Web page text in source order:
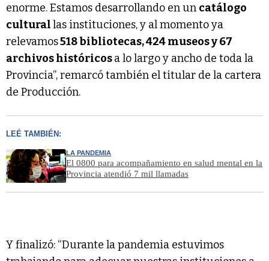
enorme. Estamos desarrollando en un catálogo
culturallas instituciones, y al momento ya
relevamos518 bibliotecas, 424 museos y 67
archivos históricosa lo largo y ancho de toda la
Provincia”, remarcó también el titular de la cartera
de Producción.
LEÉ TAMBIÉN:
LA PANDEMIA
El 0800 para acompañamiento en salud mental en la
Provincia atendió 7 mil llamadas
Y finalizó: “Durante la pandemia estuvimos